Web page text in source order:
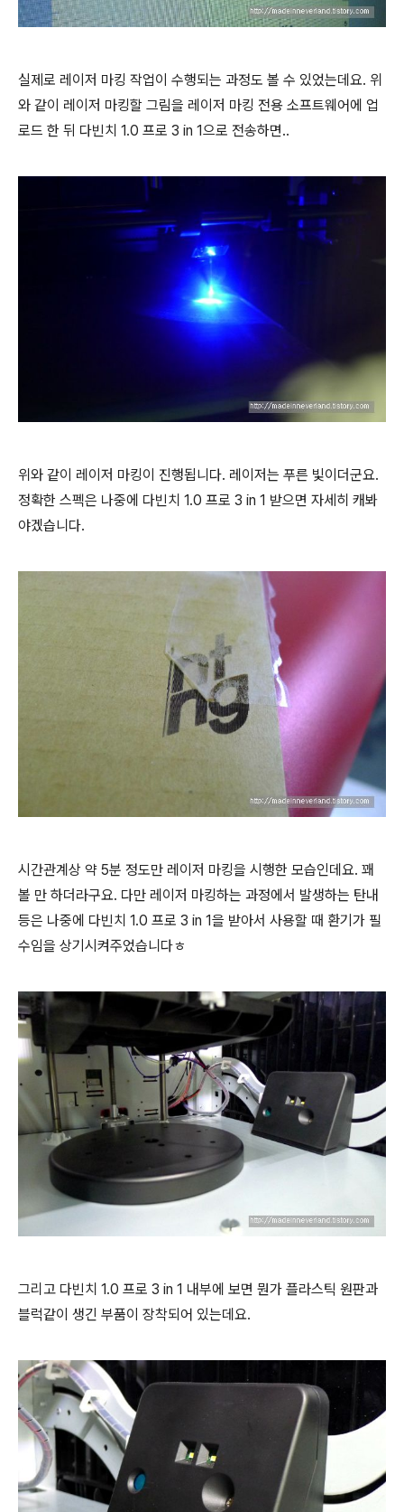
실제로 레이저 마킹 작업이 수행되는 과정도 볼 수 있었는데요. 위
와 같이 레이저 마킹할 그림을 레이저 마킹 전용 소프트웨어에 업
로드 한 뒤 다빈치 1.0 프로 3 in 1으로 전송하면..
위와 같이 레이저 마킹이 진행됩니다. 레이저는 푸른 빛이더군요.
정확한 스펙은 나중에 다빈치 1.0 프로 3 in 1 받으면 자세히 캐봐
야겠습니다.
시간관계상 약 5분 정도만 레이저 마킹을 시행한 모습인데요. 꽤
볼 만 하더라구요. 다만 레이저 마킹하는 과정에서 발생하는 탄내
등은 나중에 다빈치 1.0 프로 3 in 1을 받아서 사용할 때 환기가 필
수임을 상기시켜주었습니다ㅎ
그리고 다빈치 1.0 프로 3 in 1 내부에 보면 뭔가 플라스틱 원판과
블럭같이 생긴 부품이 장착되어 있는데요.